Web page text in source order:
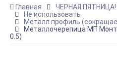
Главная
ЧЕРНАЯ
Не использовать
Металл профиль
Металлочерепица МП
0.5)